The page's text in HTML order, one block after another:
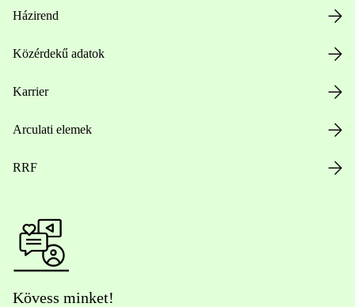
Házirend
Közérdekű adatok
Karrier
Arculati elemek
RRF
Kövess minket!